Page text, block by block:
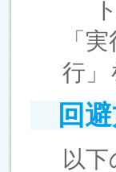
「
行」
回
以